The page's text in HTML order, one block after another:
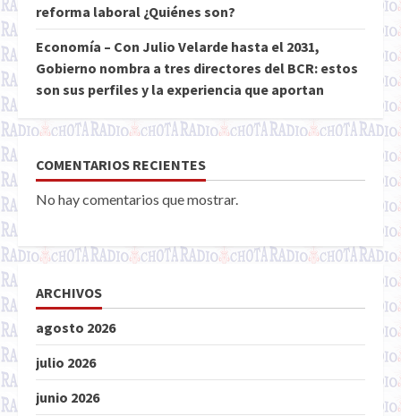
reforma laboral ¿Quiénes son?
Economía – Con Julio Velarde hasta el 2031,
Gobierno nombra a tres directores del BCR: estos
son sus perfiles y la experiencia que aportan
COMENTARIOS RECIENTES
No hay comentarios que mostrar.
ARCHIVOS
agosto 2026
julio 2026
junio 2026